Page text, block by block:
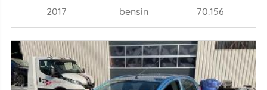
2017 bensin 70.156